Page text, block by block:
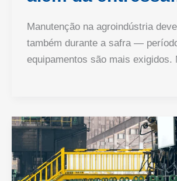
Manutenção na agroindústria
também durante a safra —
equipamentos são mais exigidos.